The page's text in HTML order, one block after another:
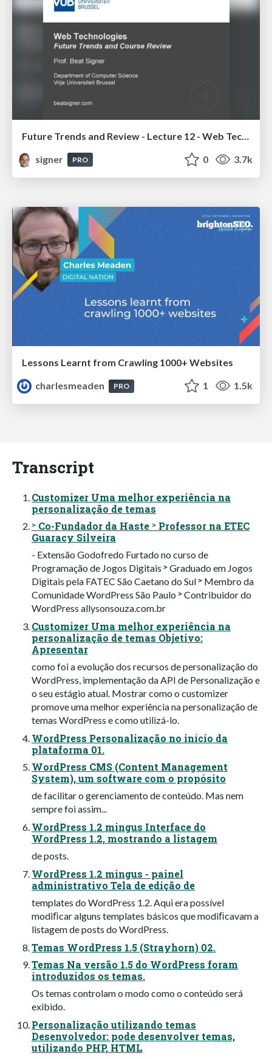
signer
PRO 0 3.7k
Lessons Learnt from Crawling 1000+ Websites
charlesmeaden
PRO 1 1.5k
Transcript
Customizer Uma melhor experiência na
personalização de temas
˃ Co-Fundador da Haste ˃ Professor na ETEC
Guaracy Silveira
- Extensão Godofredo Furtado no curso de
Programação de Jogos Digitais ˃ Graduado em Jogos
Digitais pela FATEC São Caetano do Sul ˃ Membro da
Comunidade WordPress São Paulo ˃ Contribuidor do
WordPress allysonsouza.com.br
Customizer Uma melhor experiência na
personalização de temas Objetivo:
Apresentar
como foi a evolução dos recursos de personalização do
WordPress, implementação da API de Personalização e
o seu estágio atual. Mostrar como o customizer
promove uma melhor experiência na personalização de
temas WordPress e como utilizá-lo.
WordPress Personalização no início da
plataforma 01.
WordPress CMS (Content Management
System), um software com o propósito
de facilitar o gerenciamento de conteúdo. Mas nem
sempre foi assim...
WordPress 1.2 mingus Interface do
WordPress 1.2, mostrando a listagem
de posts.
WordPress 1.2 mingus - painel
administrativo Tela de edição de
templates do WordPress 1.2. Aqui era possível
modiﬁcar alguns templates básicos que modiﬁcavam a
listagem de posts do WordPress.
Temas WordPress 1.5 (Strayhorn) 02.
Temas Na versão 1.5 do WordPress foram
introduzidos os temas.
Os temas controlam o modo como o conteúdo será
exibido.
Personalização utilizando temas
Desenvolvedor: pode desenvolver temas,
utilizando PHP, HTML